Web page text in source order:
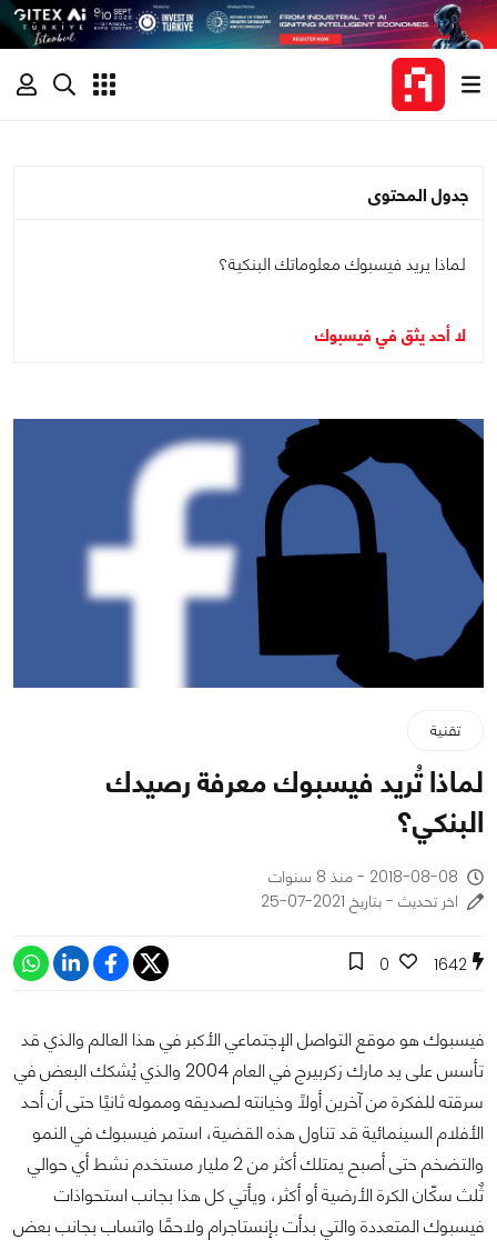
جدول المحتوى
لماذا يريد فيسبوك معلوماتك البنكية؟
لا أحد يثق في فيسبوك
تقنية
لماذا تُريد فيسبوك معرفة رصيدك
البنكي؟
2018-08-08 - منذ 8 سنوات
اخر تحديث - بتاريخ 2021-07-25
1642
0
فيسبوك هو موقع التواصل الإجتماعي الأكبر في هذا العالم والذي قد
تأسس على يد مارك زكربيرج في العام 2004 والذي يُشكك البعض في
سرقته للفكرة من آخرين أولاً وخيانته لصديقه ومموله ثانيًا حتى أن أحد
الأفلام السينمائية قد تناول هذه القضية، استمر فيسبوك في النمو
والتضخم حتى أصبح يمتلك أكثر من 2 مليار مستخدم نشط أي حوالي
ثٌلث سكّان الكرة الأرضية أو أكثر، ويأتي كل هذا بجانب استحواذات
فيسبوك المتعددة والتي بدأت بإنستاجرام ولاحقًا واتساب بجانب بعض